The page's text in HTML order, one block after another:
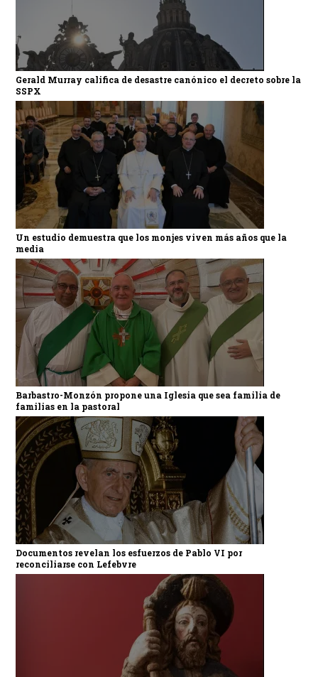
Gerald Murray califica de desastre canónico el decreto sobre la
SSPX
Un estudio demuestra que los monjes viven más años que la
media
Barbastro-Monzón propone una Iglesia que sea familia de
familias en la pastoral
Documentos revelan los esfuerzos de Pablo VI por
reconciliarse con Lefebvre